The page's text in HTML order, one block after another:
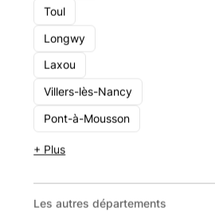
Toul
Longwy
Laxou
Villers-lès-Nancy
Pont-à-Mousson
+ Plus
Les autres départements